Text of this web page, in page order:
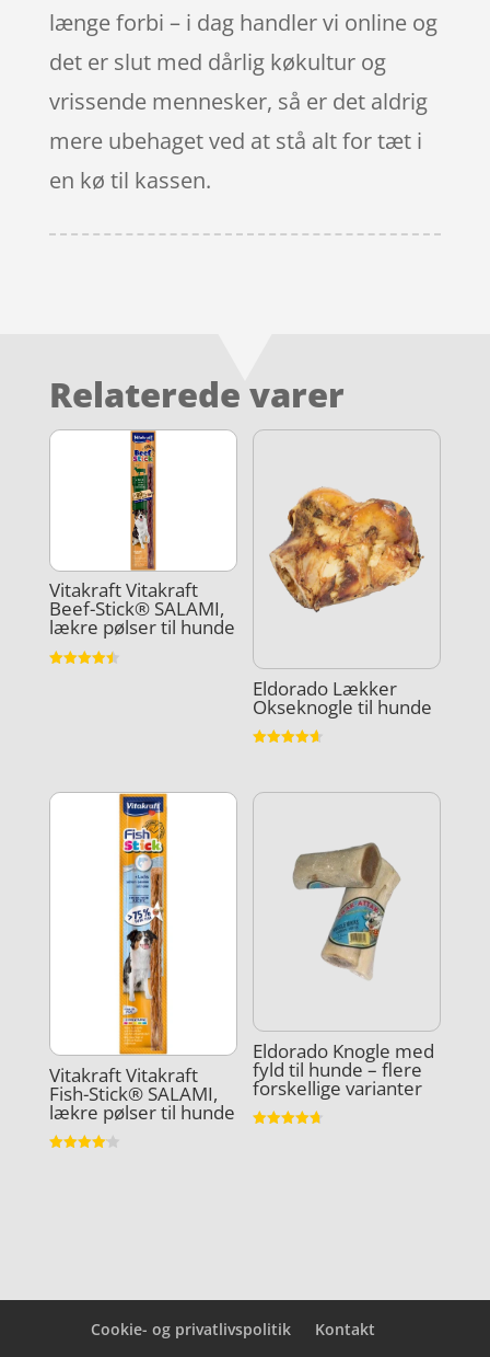
længe forbi – i dag handler vi online og
det er slut med dårlig køkultur og
vrissende mennesker, så er det aldrig
mere ubehaget ved at stå alt for tæt i
en kø til kassen.
Relaterede varer
Vitakraft Vitakraft
Beef-Stick® SALAMI,
lækre pølser til hunde
Eldorado Lækker
Okseknogle til hunde
Vitakraft Vitakraft
Fish-Stick® SALAMI,
lækre pølser til hunde
Eldorado Knogle med
fyld til hunde – flere
forskellige varianter
Cookie- og privatlivspolitik Kontakt